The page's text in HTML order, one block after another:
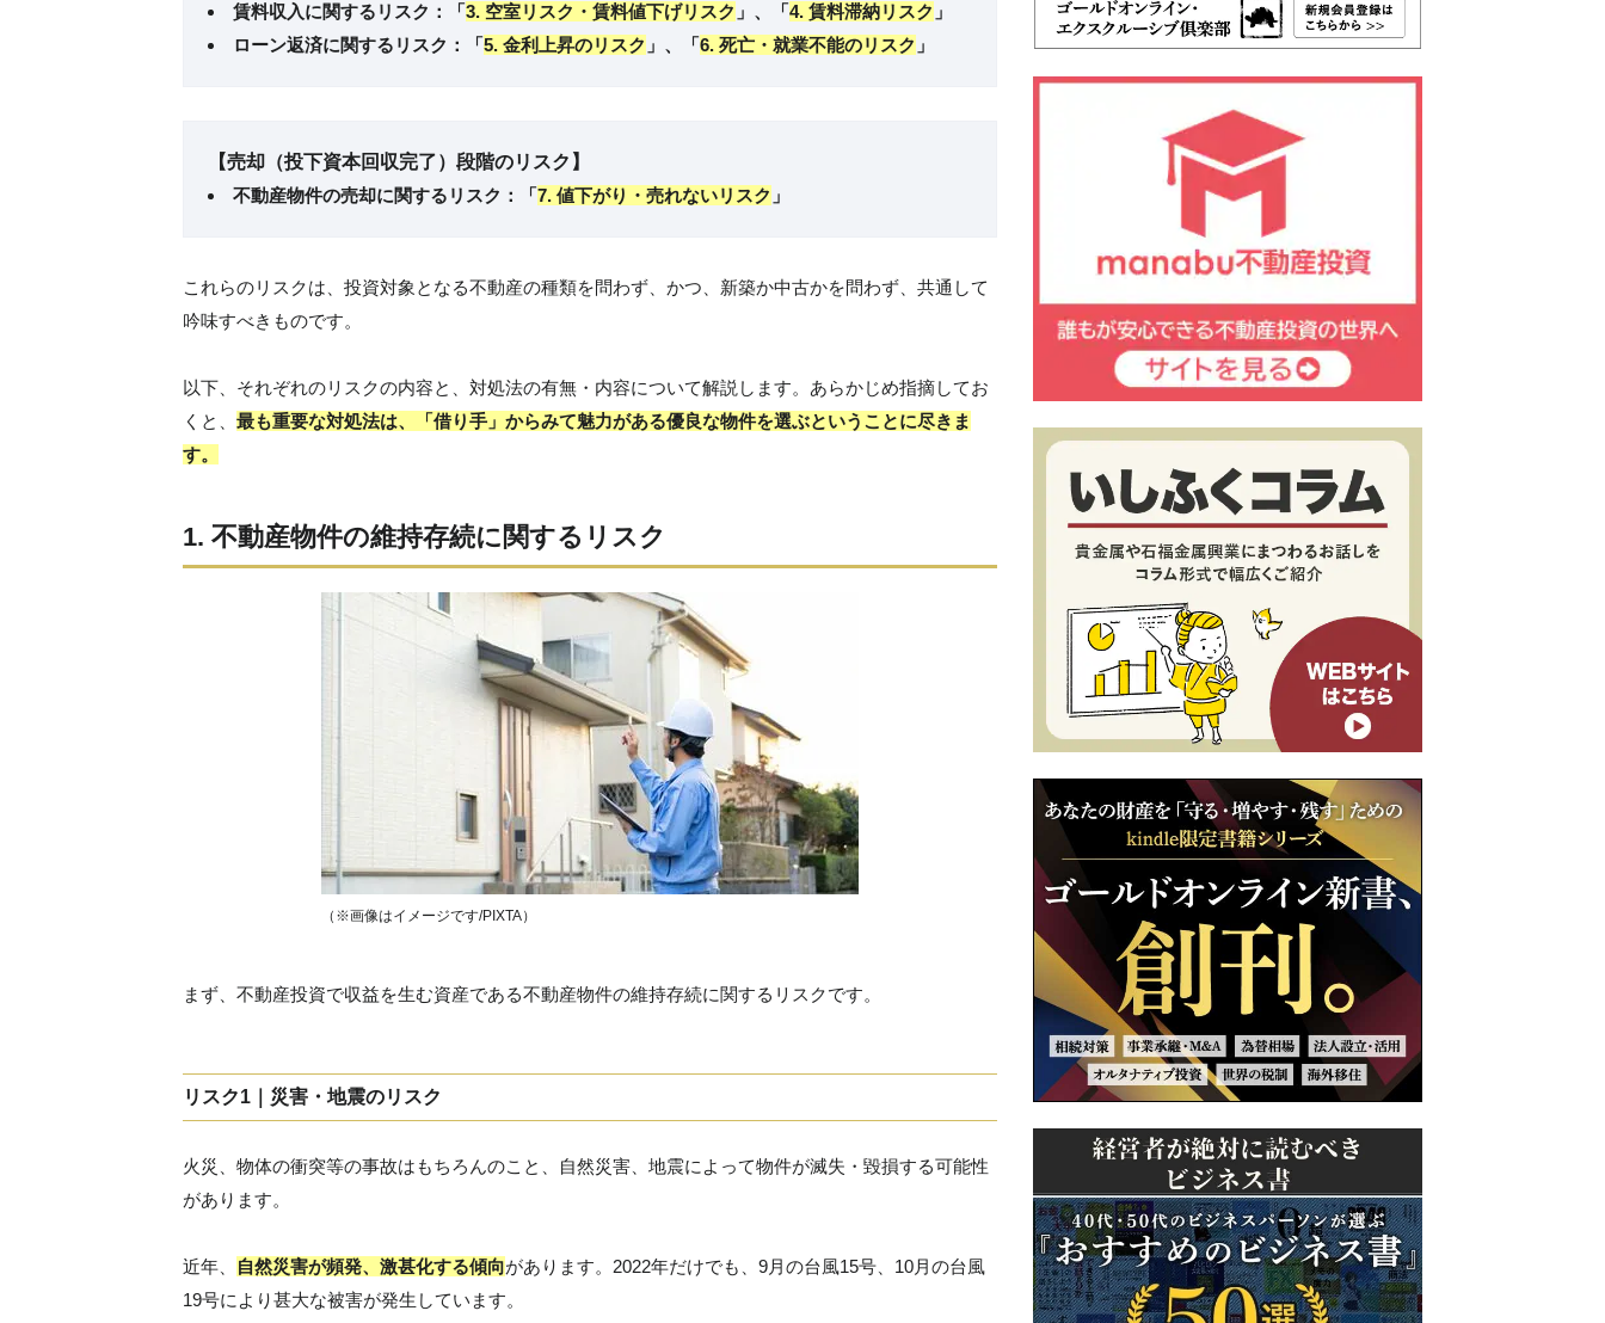
賃料収入に関するリスク：「3. 空室リスク・賃料値下げリスク 」、「4. 賃料滞納リスク 」
ローン返済に関するリスク：「5. 金利上昇のリスク 」、「6. 死亡・就業不能のリスク 」
【売却（投下資本回収完了）段階のリスク】
不動産物件の売却に関するリスク：「7. 値下がり・売れないリスク 」
これらのリスクは、投資対象となる不動産の種類を問わず、かつ、新築か中古かを問わず、共通して
吟味すべきものです。
以下、それぞれのリスクの内容と、対処法の有無・内容について解説します。あらかじめ指摘してお
くと、 最も重要な対処法は、「借り手」からみて魅力がある優良な物件を選ぶということに尽きま
す。
1. 不動産物件の維持存続に関するリスク
（※画像はイメージです/PIXTA）
まず、不動産投資で収益を生む資産である不動産物件の維持存続に関するリスクです。
リスク1｜災害・地震のリスク
火災、物体の衝突等の事故はもちろんのこと、自然災害、地震によって物件が滅失・毀損する可能性
があります。
近年、 自然災害が頻発、激甚化する傾向があります。2022年だけでも、9月の台風15号、10月の台風
19号により甚大な被害が発生しています。